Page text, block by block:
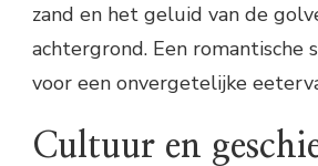
zand en het geluid van de
achtergrond. Een romantische
voor een onvergetelijke
Cultuur en